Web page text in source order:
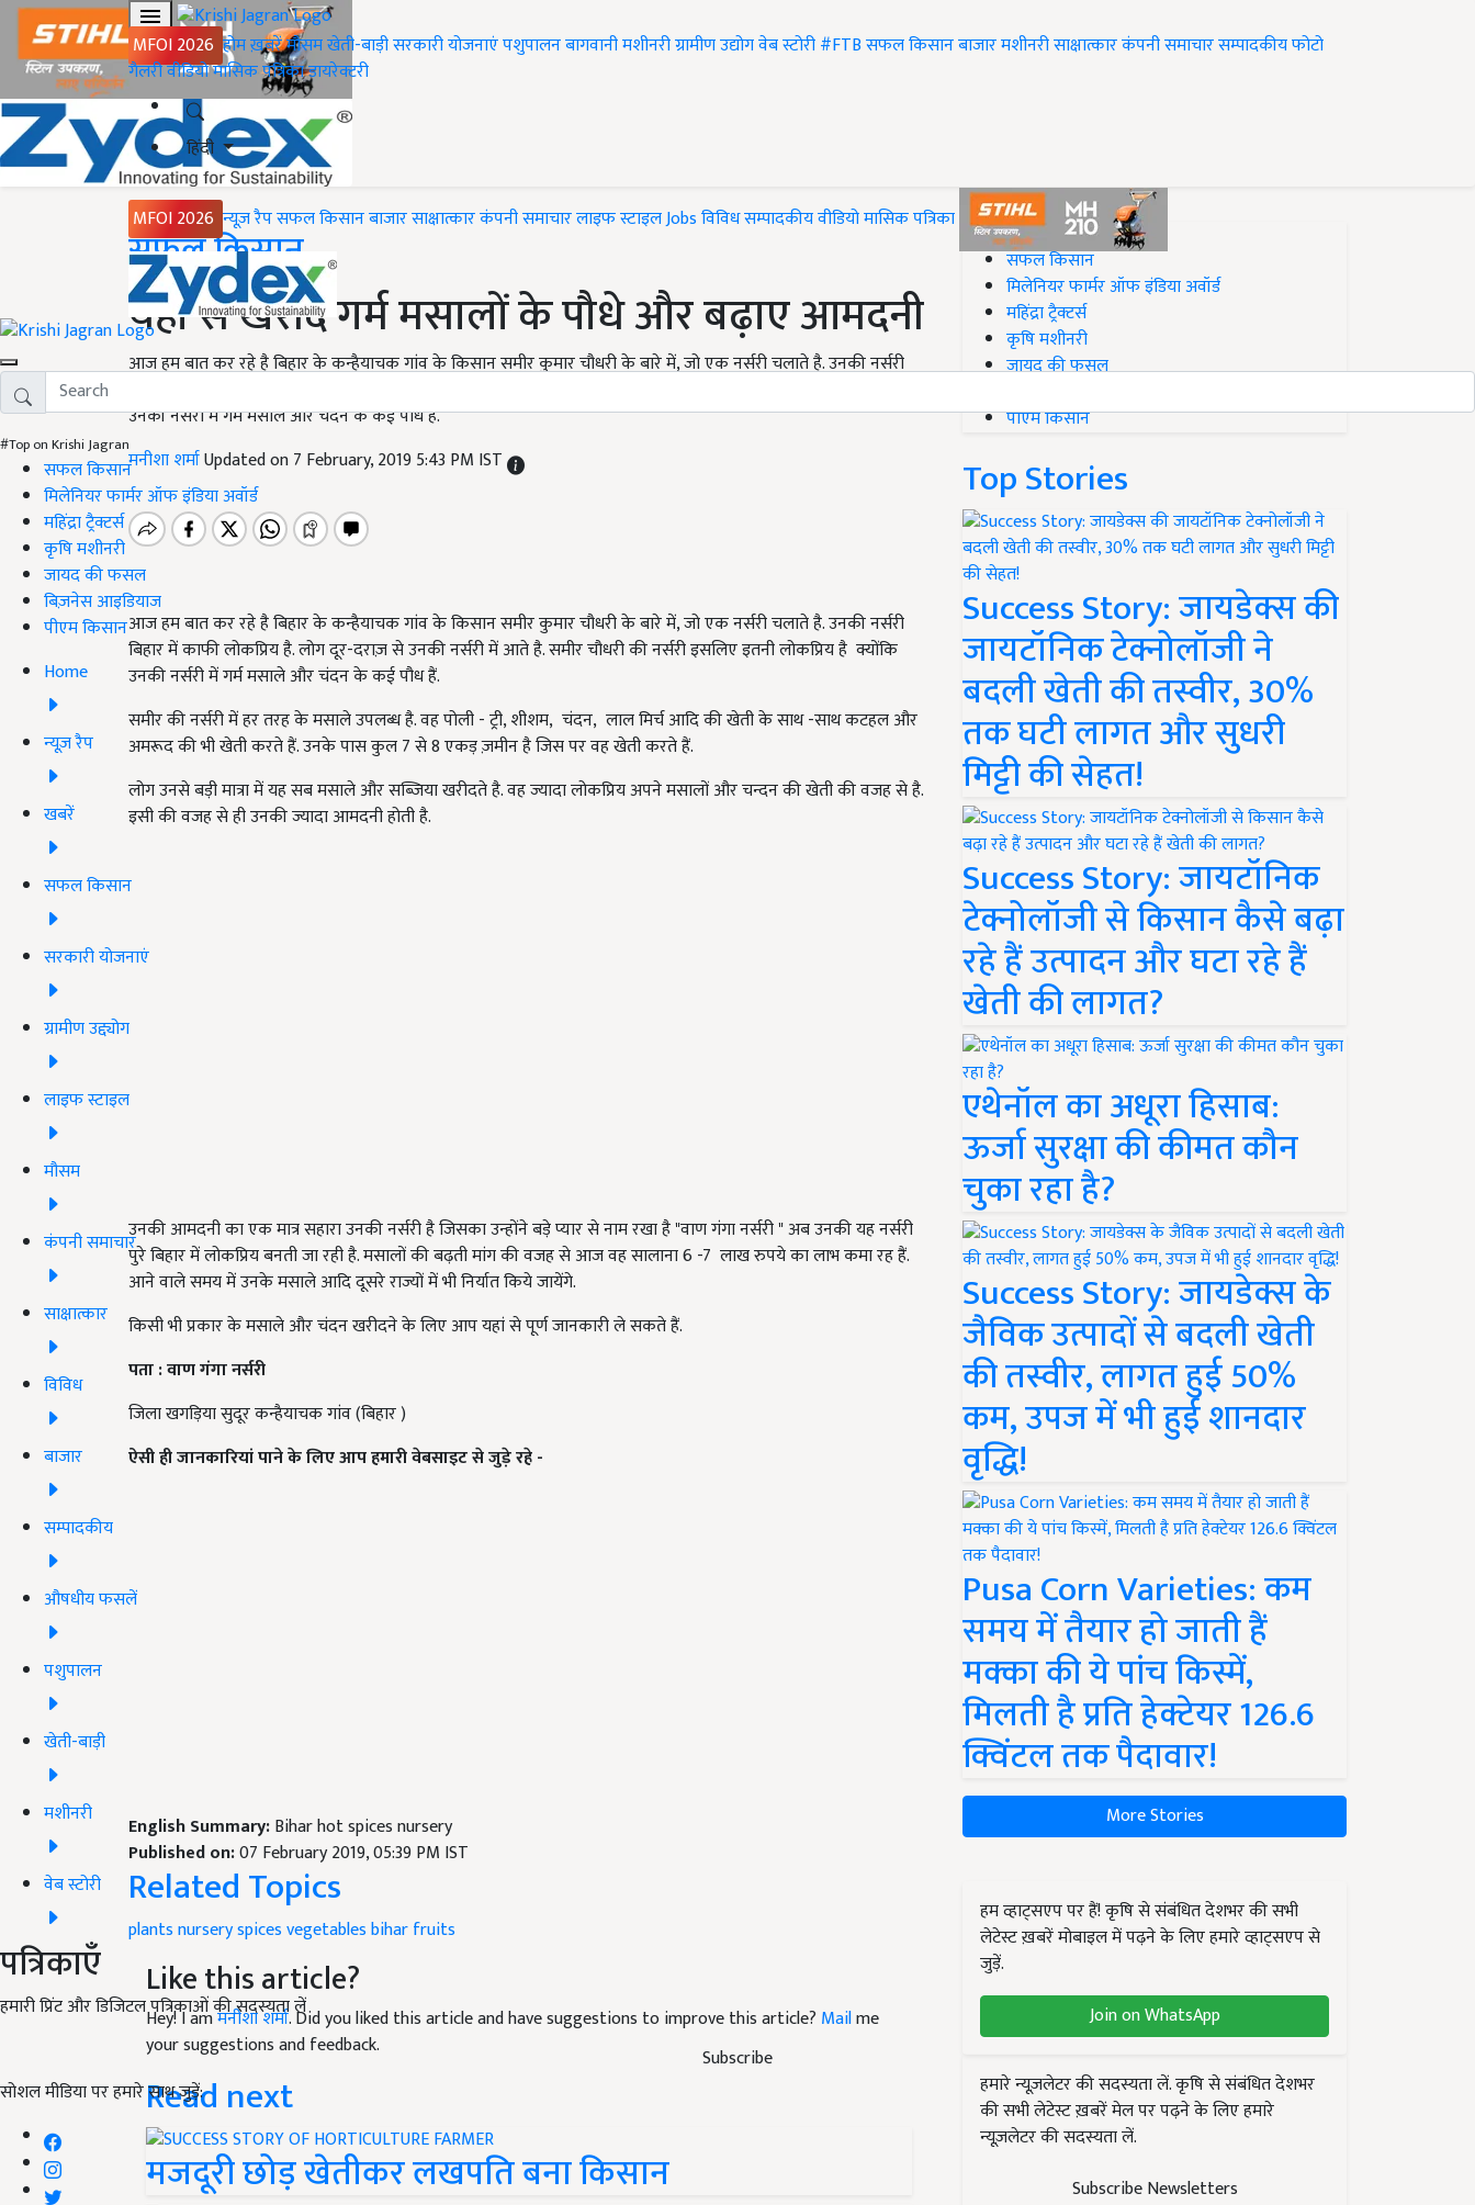
MFOI 2026 होमख़बरेंमौसमखेती-बाड़ीसरकारी योजनाएंपशुपालनबागवानीमशीनरीग्रामीण उद्योगवेब स्टोरी#FTBसफल किसानबाजारमशीनरीसाक्षात्कारकंपनी समाचारसम्पादकीयफोटो
गैलरीवीडियोमासिक पत्रिकाडायरेक्टरी
हिंदी
MFOI 2026 न्यूज़ रैपसफल किसानबाजारसाक्षात्कारकंपनी समाचारलाइफ स्टाइलJobsविविधसम्पादकीयवीडियोमासिक पत्रिका
#Top on Krishi Jagran
सफल किसान
मिलेनियर फार्मर ऑफ इंडिया अवॉर्ड
महिंद्रा ट्रैक्टर्स
कृषि मशीनरी
जायद की फसल
बिज़नेस आइडियाज
पीएम किसान
Home
न्यूज़ रैप
खबरें
सफल किसान
सरकारी योजनाएं
ग्रामीण उद्द्योग
लाइफ स्टाइल
मौसम
कंपनी समाचार
साक्षात्कार
विविध
बाजार
सम्पादकीय
औषधीय फसलें
पशुपालन
खेती-बाड़ी
मशीनरी
वेब स्टोरी
पत्रिकाएँ
हमारी प्रिंट और डिजिटल पत्रिकाओं की सदस्यता लें
Subscribe
सोशल मीडिया पर हमारे साथ जुड़ें:
Home
सफल किसान
यहां से खरीदें गर्म मसालों के पौधे और बढ़ाए आमदनी
आज हम बात कर रहे है बिहार के कन्हैयाचक गांव के किसान समीर कुमार चौधरी के बारे में, जो एक नर्सरी चलाते है. उनकी नर्सरी
उनकी नर्सरी में गर्म मसाले और चंदन के कई पौध हैं.
मनीशा शर्माUpdated on 7 February, 2019 5:43 PM IST
आज हम बात कर रहे है बिहार के कन्हैयाचक गांव के किसान समीर कुमार चौधरी के बारे में, जो एक नर्सरी चलाते है. उनकी नर्सरी
बिहार में काफी लोकप्रिय है. लोग दूर-दराज़ से उनकी नर्सरी में आते है. समीर चौधरी की नर्सरी इसलिए इतनी लोकप्रिय है क्योंकि
उनकी नर्सरी में गर्म मसाले और चंदन के कई पौध हैं.
समीर की नर्सरी में हर तरह के मसाले उपलब्ध है. वह पोली - ट्री, शीशम, चंदन, लाल मिर्च आदि की खेती के साथ -साथ कटहल और
अमरूद की भी खेती करते हैं. उनके पास कुल 7 से 8 एकड़ ज़मीन है जिस पर वह खेती करते हैं.
लोग उनसे बड़ी मात्रा में यह सब मसाले और सब्ज़िया खरीदते है. वह ज्यादा लोकप्रिय अपने मसालों और चन्दन की खेती की वजह से है.
इसी की वजह से ही उनकी ज्यादा आमदनी होती है.
उनकी आमदनी का एक मात्र सहारा उनकी नर्सरी है जिसका उन्होंने बड़े प्यार से नाम रखा है "वाण गंगा नर्सरी " अब उनकी यह नर्सरी
पुरे बिहार में लोकप्रिय बनती जा रही है. मसालों की बढ़ती मांग की वजह से आज वह सालाना 6 -7 लाख रुपये का लाभ कमा रह हैं.
आने वाले समय में उनके मसाले आदि दूसरे राज्यों में भी निर्यात किये जायेंगे.
किसी भी प्रकार के मसाले और चंदन खरीदने के लिए आप यहां से पूर्ण जानकारी ले सकते हैं.
पता :वाण गंगा नर्सरी
जिला खगड़िया सुदूर कन्हैयाचक गांव (बिहार )
ऐसी ही जानकारियां पाने के लिए आप हमारी वेबसाइट से जुड़े रहे -
English Summary:Bihar hot spices nursery
Published on:07 February 2019, 05:39 PM IST
Related Topics
plants nurseryspicesvegetablesbiharfruits
Like this article?
Hey! I amमनीशा शर्मा. Did you liked this article and have suggestions to improve this article? Mailme
your suggestions and feedback.
Read next
मजदूरी छोड़ खेतीकर लखपति बना किसान
#Top on Krishi Jagran
सफल किसान
मिलेनियर फार्मर ऑफ इंडिया अवॉर्ड
महिंद्रा ट्रैक्टर्स
कृषि मशीनरी
जायद की फसल
पीएम किसान
Top Stories
Success Story: जायडेक्स की
जायटॉनिक टेक्नोलॉजी ने
बदली खेती की तस्वीर, 30%
तक घटी लागत और सुधरी
मिट्टी की सेहत!
Success Story: जायटॉनिक
टेक्नोलॉजी से किसान कैसे बढ़ा
रहे हैं उत्पादन और घटा रहे हैं
खेती की लागत?
एथेनॉल का अधूरा हिसाब:
ऊर्जा सुरक्षा की कीमत कौन
चुका रहा है?
Success Story: जायडेक्स के
जैविक उत्पादों से बदली खेती
की तस्वीर, लागत हुई 50%
कम, उपज में भी हुई शानदार
वृद्धि!
Pusa Corn Varieties: कम
समय में तैयार हो जाती हैं
मक्का की ये पांच किस्में,
मिलती है प्रति हेक्टेयर 126.6
क्विंटल तक पैदावार!
More Stories
हम व्हाट्सएप पर हैं! कृषि से संबंधित देशभर की सभी
लेटेस्ट ख़बरें मोबाइल में पढ़ने के लिए हमारे व्हाट्सएप से
जुड़ें.
Join on WhatsApp
हमारे न्यूज़लेटर की सदस्यता लें. कृषि से संबंधित देशभर
की सभी लेटेस्ट ख़बरें मेल पर पढ़ने के लिए हमारे
न्यूज़लेटर की सदस्यता लें.
Subscribe Newsletters